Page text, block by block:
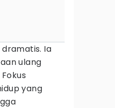
Ia
ulang
yang